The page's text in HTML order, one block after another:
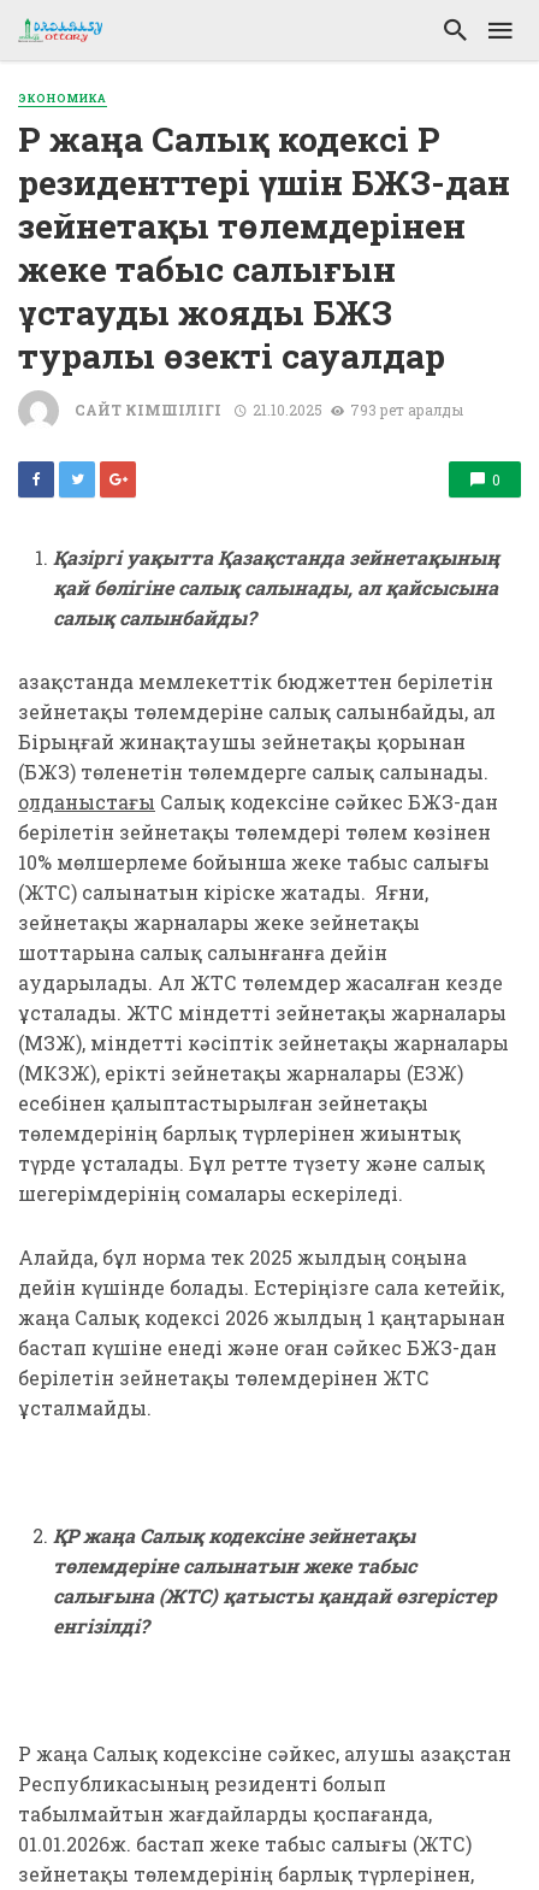
ЭКОНОМИКА
ҚР жаңа Салық кодексі ҚР
резиденттері үшін БЖЗҚ-дан
зейнетақы төлемдерінен
жеке табыс салығын
ұстауды жояды БЖЗҚ
туралы өзекті сауалдар
САЙТ ӘКІМШІЛІГІ 21.10.2025 793 рет қаралды
0
Қазіргі уақытта Қазақстанда зейнетақының
қай бөлігіне салық салынады, ал қайсысына
салық салынбайды?
Қазақстанда мемлекеттік бюджеттен берілетін
зейнетақы төлемдеріне салық салынбайды, ал
Бірыңғай жинақтаушы зейнетақы қорынан
(БЖЗҚ) төленетін төлемдерге салық салынады.
Қолданыстағы Салық кодексіне сәйкес БЖЗҚ-дан
берілетін зейнетақы төлемдері төлем көзінен
10% мөлшерлеме бойынша жеке табыс салығы
(ЖТС) салынатын кіріске жатады. Яғни,
зейнетақы жарналары жеке зейнетақы
шоттарына салық салынғанға дейін
аударылады. Ал ЖТС төлемдер жасалған кезде
ұсталады. ЖТС міндетті зейнетақы жарналары
(МЗЖ), міндетті кәсіптік зейнетақы жарналары
(МКЗЖ), ерікті зейнетақы жарналары (ЕЗЖ)
есебінен қалыптастырылған зейнетақы
төлемдерінің барлық түрлерінен жиынтық
түрде ұсталады. Бұл ретте түзету және салық
шегерімдерінің сомалары ескеріледі.
Алайда, бұл норма тек 2025 жылдың соңына
дейін күшінде болады. Естеріңізге сала кетейік,
жаңа Салық кодексі 2026 жылдың 1 қаңтарынан
бастап күшіне енеді және оған сәйкес БЖЗҚ-дан
берілетін зейнетақы төлемдерінен ЖТС
ұсталмайды.
ҚР жаңа Салық кодексінезейнетақы
төлемдерінесалынатынжеке табыс
салығына (ЖТС) қатысты қандай өзгерістер
енгізілді?
ҚР жаңа Салық кодексіне сәйкес, алушы Қазақстан
Республикасының резиденті болып
табылмайтын жағдайларды қоспағанда,
01.01.2026ж. бастап жеке табыс салығы (ЖТС)
зейнетақы төлемдерінің барлық түрлерінен,